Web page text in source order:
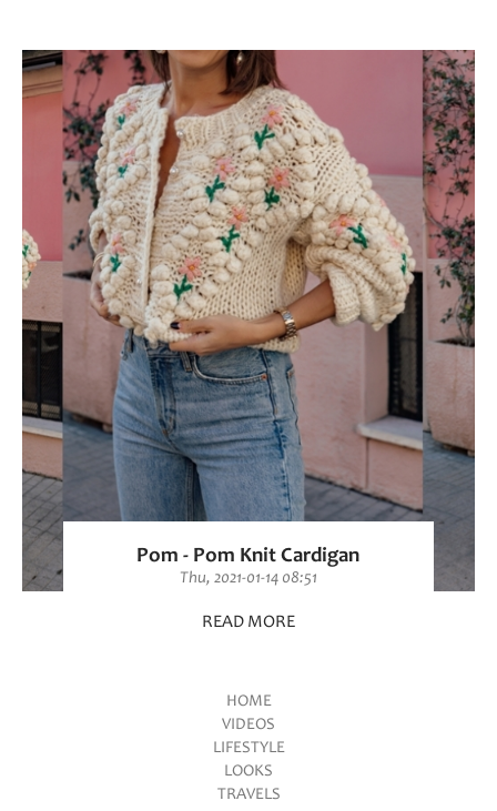
Pom - Pom Knit Cardigan
Thu, 2021-01-14 08:51
READ MORE
HOME
VIDEOS
LIFESTYLE
LOOKS
TRAVELS